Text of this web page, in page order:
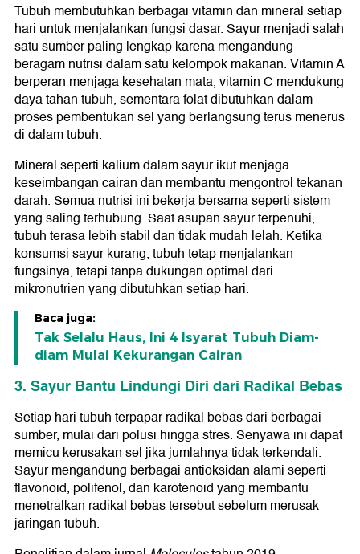
Tubuh membutuhkan berbagai vitamin dan mineral setiap
hari untuk menjalankan fungsi dasar. Sayur menjadi salah
satu sumber paling lengkap karena mengandung
beragam nutrisi dalam satu kelompok makanan. Vitamin A
berperan menjaga kesehatan mata, vitamin C mendukung
daya tahan tubuh, sementara folat dibutuhkan dalam
proses pembentukan sel yang berlangsung terus menerus
di dalam tubuh.
Mineral seperti kalium dalam sayur ikut menjaga
keseimbangan cairan dan membantu mengontrol tekanan
darah. Semua nutrisi ini bekerja bersama seperti sistem
yang saling terhubung. Saat asupan sayur terpenuhi,
tubuh terasa lebih stabil dan tidak mudah lelah. Ketika
konsumsi sayur kurang, tubuh tetap menjalankan
fungsinya, tetapi tanpa dukungan optimal dari
mikronutrien yang dibutuhkan setiap hari.
Baca juga:
Tak Selalu Haus, Ini 4 Isyarat Tubuh Diam-
diam Mulai Kekurangan Cairan
3. Sayur Bantu Lindungi Diri dari Radikal Bebas
Setiap hari tubuh terpapar radikal bebas dari berbagai
sumber, mulai dari polusi hingga stres. Senyawa ini dapat
memicu kerusakan sel jika jumlahnya tidak terkendali.
Sayur mengandung berbagai antioksidan alami seperti
flavonoid, polifenol, dan karotenoid yang membantu
menetralkan radikal bebas tersebut sebelum merusak
jaringan tubuh.